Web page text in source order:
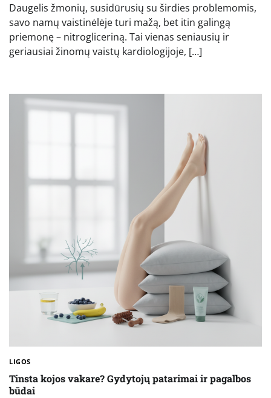
Daugelis žmonių, susidūrusių su širdies problemomis,
savo namų vaistinėlėje turi mažą, bet itin galingą
priemonę – nitrogliceriną. Tai vienas seniausių ir
geriausiai žinomų vaistų kardiologijoje, […]
LIGOS
Tinsta kojos vakare? Gydytojų patarimai ir pagalbos
būdai